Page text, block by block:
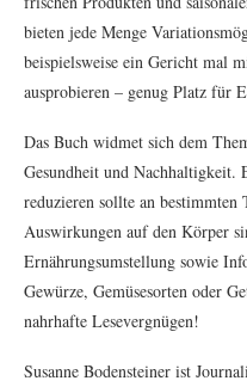
bieten jede Menge
beispielsweise ein Gericht mal
ausprobieren – genug Platz für
Das Buch widmet sich dem
Gesundheit und
reduzieren sollte an bestimmten
Auswirkungen auf den Körper
Ernährungsumstellung sowie
Gewürze, Gemüsesorten oder
nahrhafte Lesevergnügen!
Susanne Bodensteiner ist